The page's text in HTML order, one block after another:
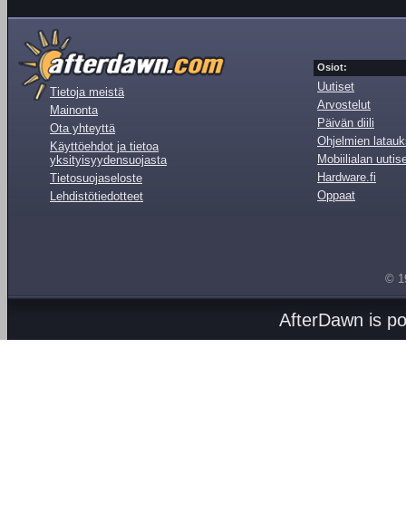
Tietoja meistä
Mainonta
Ota yhteyttä
Käyttöehdot ja tietoa
yksityisyydensuojasta
Tietosuojaseloste
Lehdistötiedotteet
Osiot:
Uutiset
Arvostelut
Päivän diili
Ohjelmien
Mobiilialan
Hardware.fi
Oppaat
©
AfterDawn is